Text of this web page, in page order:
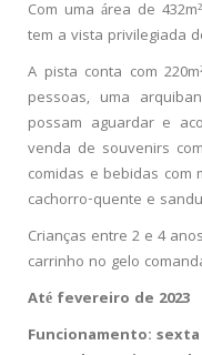
Com uma área de
tem a vista privilegiada
A pista conta com
pessoas, uma
possam aguardar e
venda de souvenirs
comidas e bebidas com
cachorro-quente e
Crianças entre 2 e 4
carrinho no gelo
Até fevereiro de 2023
Funcionamento: sexta